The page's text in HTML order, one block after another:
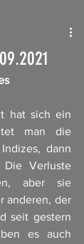
hat sich ein
man die
dann
Verluste
aber sie
anderen, der
seit gestern
es auch